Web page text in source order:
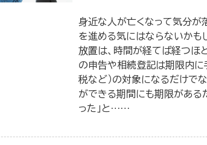
身近な人が亡くなって気分が
を進める気にはならないかも
放置は、時間が経てば経つほ
の申告や相続登記は期限内に
税など）の対象になるだけで
ができる期間にも期限がある
った」と……